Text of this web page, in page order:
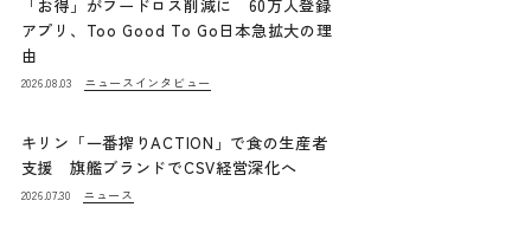
「お得」がフードロス削減に 60万人登録
アプリ、Too Good To Go日本急拡大の理
由
2026.08.03 ニュース インタビュー
キリン「一番搾りACTION」で食の生産者
支援 旗艦ブランドでCSV経営深化へ
2026.07.30 ニュース